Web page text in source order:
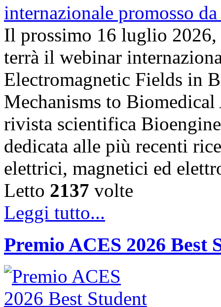
Il prossimo 16 luglio
terrà il webinar
Electromagnetic Fields in
Mechanisms to
rivista scientifica
dedicata alle più recenti
elettrici, magnetici ed
Letto 2137 volte
Leggi tutto...
Premio ACES 2026 Best